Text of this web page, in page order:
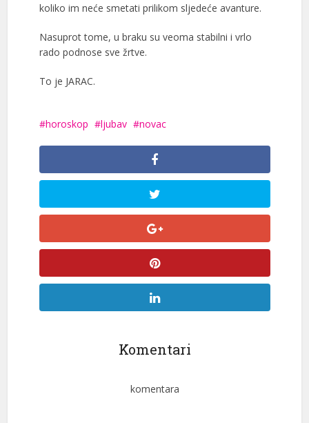
koliko im neće smetati prilikom sljedeće avanture.
Nasuprot tome, u braku su veoma stabilni i vrlo
rado podnose sve žrtve.
To je JARAC.
horoskop ljubav novac
Komentari
komentara